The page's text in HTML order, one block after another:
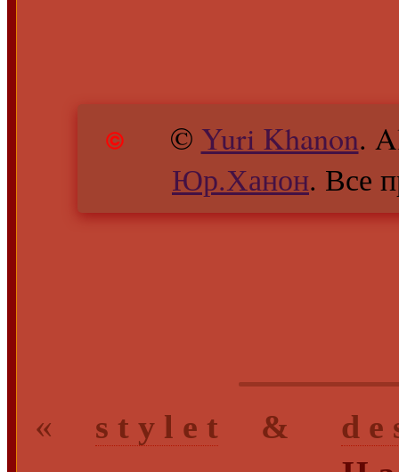
© Yuri Khanon.
Юр.Ханон. Все
« s t y l e t & d e